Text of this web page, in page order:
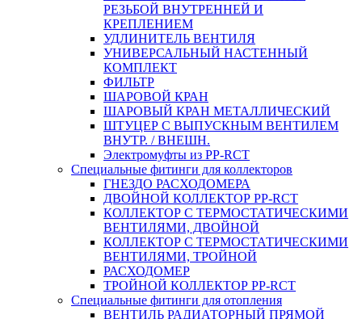
РЕЗЬБОЙ ВНУТРЕННЕЙ И
КРЕПЛЕНИЕМ
УДЛИНИТЕЛЬ ВЕНТИЛЯ
УНИВЕРСАЛЬНЫЙ НАСТЕННЫЙ
КОМПЛЕКТ
ФИЛЬТР
ШАРОВОЙ КРАН
ШАРОВЫЙ КРАН МЕТАЛЛИЧЕСКИЙ
ШТУЦЕР С ВЫПУСКНЫМ ВЕНТИЛЕМ
ВНУТР. / ВНЕШН.
Электромуфты из PP-RCT
Специальные фитинги для коллекторов
ГНЕЗДО РАСХОДОМЕРА
ДВОЙНОЙ КОЛЛЕКТОР PP-RCT
КОЛЛЕКТОР С ТЕРМОСТАТИЧЕСКИМИ
ВЕНТИЛЯМИ, ДВОЙНОЙ
КОЛЛЕКТОР С ТЕРМОСТАТИЧЕСКИМИ
ВЕНТИЛЯМИ, ТРОЙНОЙ
РАСХОДОМЕР
ТРОЙНОЙ КОЛЛЕКТОР PP-RCT
Специальные фитинги для отопления
ВЕНТИЛЬ РАДИАТОРНЫЙ ПРЯМОЙ